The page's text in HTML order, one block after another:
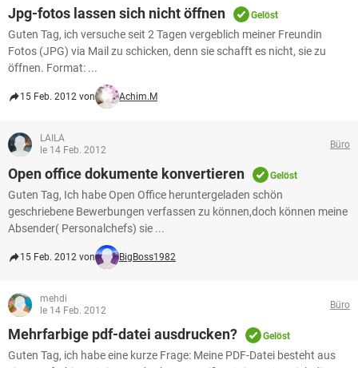
Jpg-fotos lassen sich nicht öffnen Gelöst
Guten Tag, ich versuche seit 2 Tagen vergeblich meiner Freundin
Fotos (JPG) via Mail zu schicken, denn sie schafft es nicht, sie zu
öffnen. Format: ...
15 Feb. 2012 von Achim.M
LAILA
le 14 Feb. 2012
Büro
Open office dokumente konvertieren Gelöst
Guten Tag, Ich habe Open Office heruntergeladen schön
geschriebene Bewerbungen verfassen zu können,doch können meine
Absender( Personalchefs) sie ...
15 Feb. 2012 von BigBoss1982
mehdi
le 14 Feb. 2012
Büro
Mehrfarbige pdf-datei ausdrucken? Gelöst
Guten Tag, ich habe eine kurze Frage: Meine PDF-Datei besteht aus